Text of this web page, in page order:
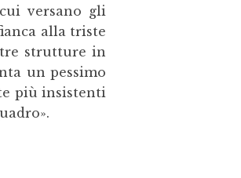
versano gli
alla triste
strutture in
un pessimo
più insistenti